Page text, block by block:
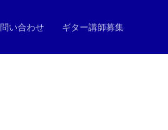
問い合わせ ギター講師募集